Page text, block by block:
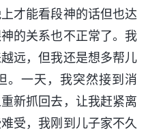
才能看段神的话但也达
的关系也不正常了。我
远，但我还是想多帮儿
。一天，我突然接到消
新抓回去，让我赶紧离
受，我刚到儿子家不久